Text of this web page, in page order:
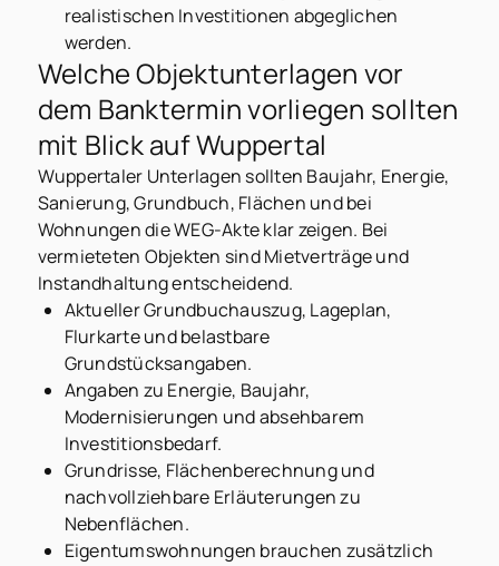
realistischen Investitionen abgeglichen
werden.
Welche Objektunterlagen vor
dem Banktermin vorliegen sollten
mit Blick auf Wuppertal
Wuppertaler Unterlagen sollten Baujahr, Energie,
Sanierung, Grundbuch, Flächen und bei
Wohnungen die WEG-Akte klar zeigen. Bei
vermieteten Objekten sind Mietverträge und
Instandhaltung entscheidend.
Aktueller Grundbuchauszug, Lageplan,
Flurkarte und belastbare
Grundstücksangaben.
Angaben zu Energie, Baujahr,
Modernisierungen und absehbarem
Investitionsbedarf.
Grundrisse, Flächenberechnung und
nachvollziehbare Erläuterungen zu
Nebenflächen.
Eigentumswohnungen brauchen zusätzlich